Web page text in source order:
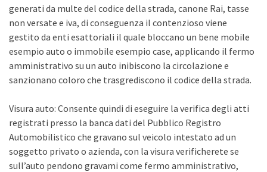
generati da multe del codice della strada, canone Rai, tasse
non versate e iva, di conseguenza il contenzioso viene
gestito da enti esattoriali il quale bloccano un bene mobile
esempio auto o immobile esempio case, applicando il fermo
amministrativo su un auto inibiscono la circolazione e
sanzionano coloro che trasgrediscono il codice della strada.
Visura auto: Consente quindi di eseguire la verifica degli atti
registrati presso la banca dati del Pubblico Registro
Automobilistico che gravano sul veicolo intestato ad un
soggetto privato o azienda, con la visura verificherete se
sull’auto pendono gravami come fermo amministrativo,